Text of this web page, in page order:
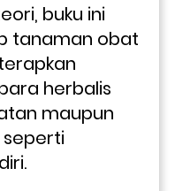
buku ini
tanaman obat
herbalis
maupun